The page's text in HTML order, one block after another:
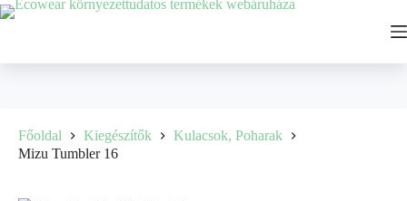
Főoldal Kiegészítők
Kulacsok, Poharak
Mizu Tumbler 16